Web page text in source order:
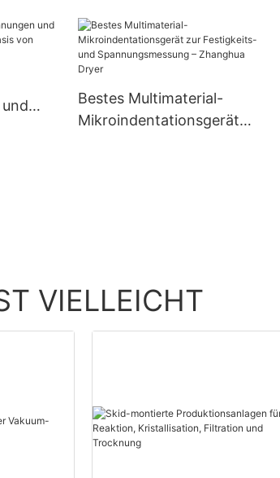
–
zur Bewertung
mechanischer
Eigenschaften – Zhanghua
Dryer
Bestes Multimaterial-
Mikroindentationsgerät
VIELLEICHT